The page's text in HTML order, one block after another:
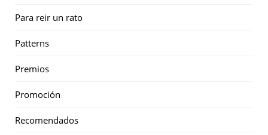
Para reir un rato
Patterns
Premios
Promoción
Recomendados